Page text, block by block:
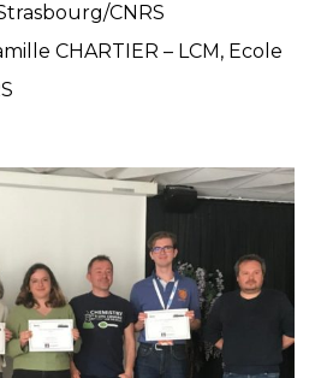
CNRS
CHARTIER – LCM, Ecole